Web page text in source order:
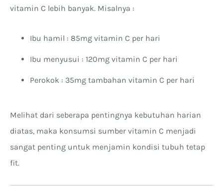
vitamin C lebih banyak. Misalnya :
Ibu hamil : 85mg vitamin C per hari
Ibu menyusui : 120mg vitamin C per hari
Perokok : 35mg tambahan vitamin C per hari
Melihat dari seberapa pentingnya kebutuhan harian
diatas, maka konsumsi sumber vitamin C menjadi
sangat penting untuk menjamin kondisi tubuh tetap
fit.